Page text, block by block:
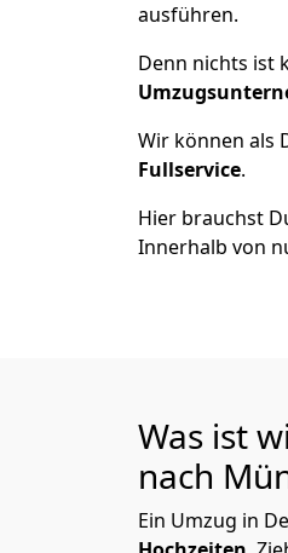
ausführen.
Denn nichts ist
Wir können als
Fullservice.
Hier brauchst
Innerhalb von
Was ist
nach
Ein Umzug in